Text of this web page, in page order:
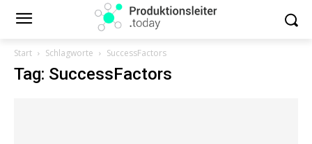
Start Schlagworte SuccessFactors
Tag: SuccessFactors